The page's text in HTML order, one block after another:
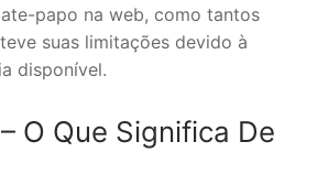
papo na web, como tantos
suas limitações devido à
disponível.
O Que Significa De